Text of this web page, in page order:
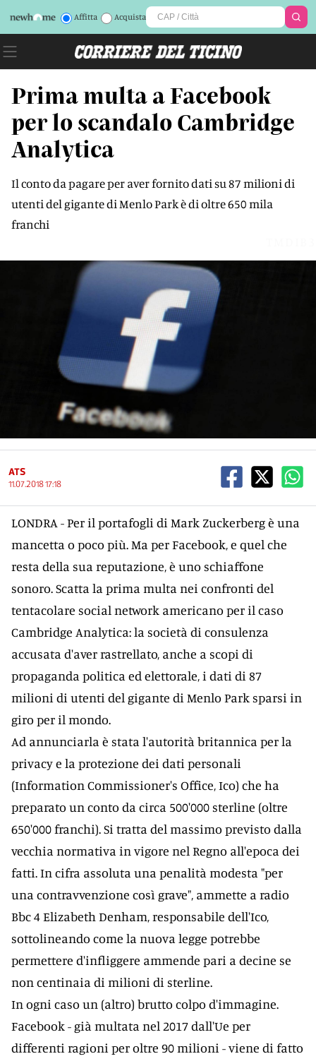
Affitta Acquista
Prima multa a Facebook
per lo scandalo Cambridge
Analytica
Il conto da pagare per aver fornito dati su 87 milioni di
utenti del gigante di Menlo Park è di oltre 650 mila
franchi
ATS
11.07.2018 17:18
LONDRA - Per il portafogli di Mark Zuckerberg è una
mancetta o poco più. Ma per Facebook, e quel che
resta della sua reputazione, è uno schiaffone
sonoro. Scatta la prima multa nei confronti del
tentacolare social network americano per il caso
Cambridge Analytica: la società di consulenza
accusata d'aver rastrellato, anche a scopi di
propaganda politica ed elettorale, i dati di 87
milioni di utenti del gigante di Menlo Park sparsi in
giro per il mondo.
Ad annunciarla è stata l'autorità britannica per la
privacy e la protezione dei dati personali
(Information Commissioner's Office, Ico) che ha
preparato un conto da circa 500'000 sterline (oltre
650'000 franchi). Si tratta del massimo previsto dalla
vecchia normativa in vigore nel Regno all'epoca dei
fatti. In cifra assoluta una penalità modesta "per
una contravvenzione così grave", ammette a radio
Bbc 4 Elizabeth Denham, responsabile dell'Ico,
sottolineando come la nuova legge potrebbe
permettere d'infliggere ammende pari a decine se
non centinaia di milioni di sterline.
In ogni caso un (altro) brutto colpo d'immagine.
Facebook - già multata nel 2017 dall'Ue per
differenti ragioni per oltre 90 milioni - viene di fatto